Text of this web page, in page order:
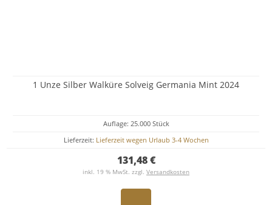
1 Unze Silber Walküre Solveig Germania Mint 2024
Auflage: 25.000 Stück
Lieferzeit: Lieferzeit wegen Urlaub 3-4 Wochen
131,48 €
inkl. 19 % MwSt. zzgl. Versandkosten